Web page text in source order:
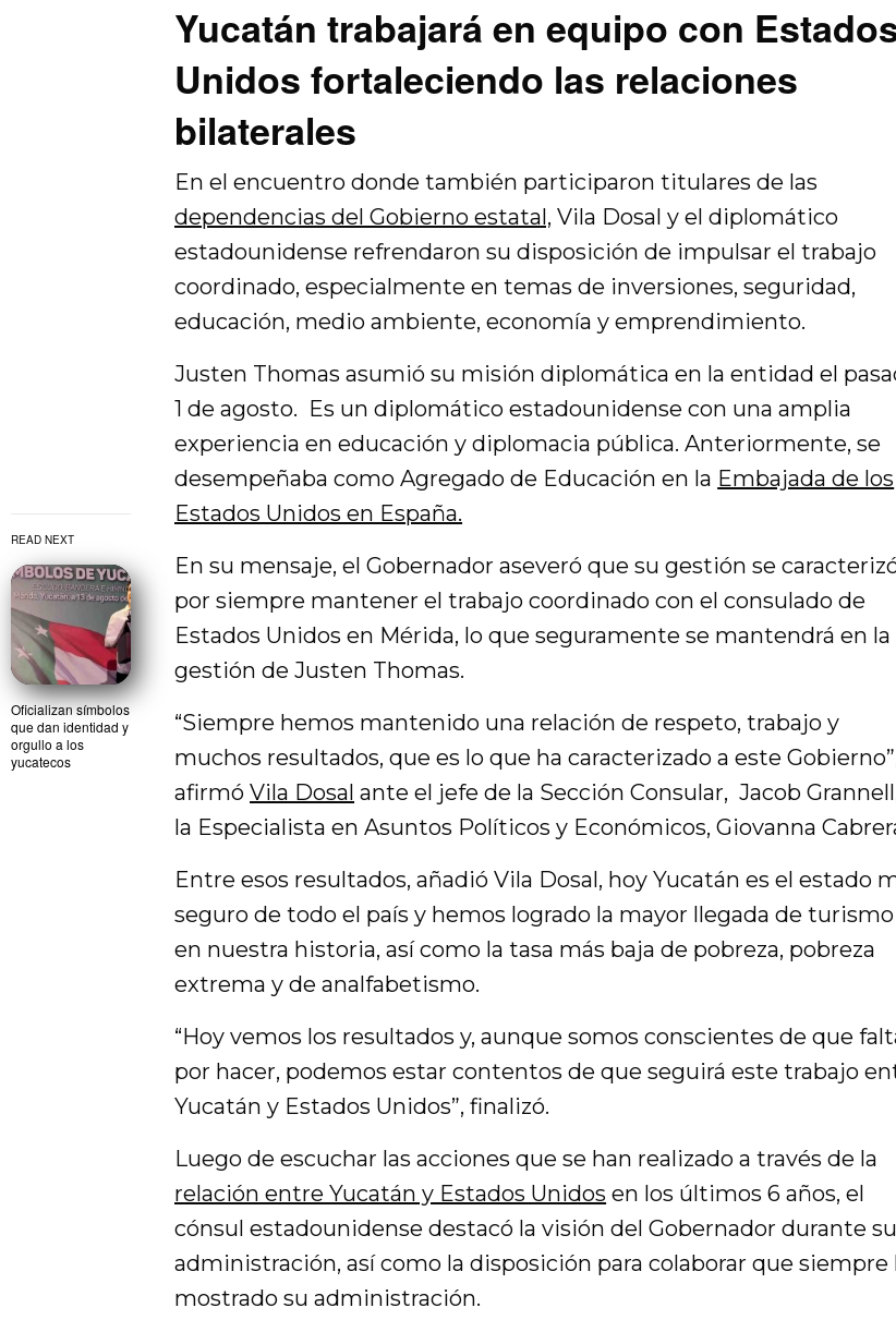
READ NEXT
Oficializan símbolos
que dan identidad y
orgullo a los
yucatecos
Yucatán trabajará en equipo con
Unidos fortaleciendo las relaciones
bilaterales
En el encuentro donde también participaron titulares de las
dependencias del Gobierno estatal, Vila Dosal y el diplomático
estadounidense refrendaron su disposición de impulsar el trabajo
coordinado, especialmente en temas de inversiones, seguridad,
educación, medio ambiente, economía y emprendimiento.
Justen Thomas asumió su misión diplomática en la entidad el
1 de agosto. Es un diplomático estadounidense con una amplia
experiencia en educación y diplomacia pública. Anteriormente, se
desempeñaba como Agregado de Educación en la Embajada de los
Estados Unidos en España.
En su mensaje, el Gobernador aseveró que su gestión se
por siempre mantener el trabajo coordinado con el consulado de
Estados Unidos en Mérida, lo que seguramente se mantendrá en la
gestión de Justen Thomas.
“Siempre hemos mantenido una relación de respeto, trabajo y
muchos resultados, que es lo que ha caracterizado a este
afirmóVila Dosal ante el jefe de la Sección Consular, Jacob
la Especialista en Asuntos Políticos y Económicos, Giovanna
Entre esos resultados, añadió Vila Dosal, hoy Yucatán es el estado
seguro de todo el país y hemos logrado la mayor llegada de turismo
en nuestra historia, así como la tasa más baja de pobreza, pobreza
extrema y de analfabetismo.
“Hoy vemos los resultados y, aunque somos conscientes de que
por hacer, podemos estar contentos de que seguirá este trabajo
Yucatán y Estados Unidos”, finalizó.
Luego de escuchar las acciones que se han realizado a través de la
relación entre Yucatán y Estados Unidos en los últimos 6 años, el
cónsul estadounidense destacó la visión del Gobernador durante su
administración, así como la disposición para colaborar que siempre
mostrado su administración.